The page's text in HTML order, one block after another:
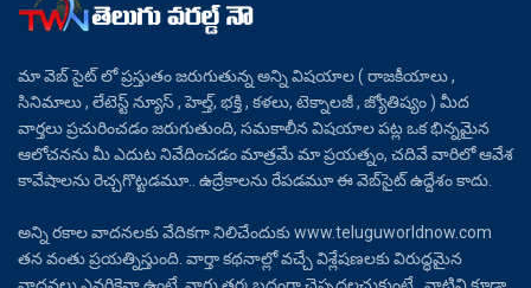
మా వెబ్ సైట్ లో ప్రస్తుతం జరుగుతున్న అన్ని విషయాల ( రాజకీయాలు ,
సినిమాలు , లేటెస్ట్ న్యూస్ , హెల్త్, భక్తి , కళలు, టెక్నాలజీ , జ్యోతిష్యం ) మీద
వార్తలు ప్రచురించడం జరుగుతుంది, సమకాలీన విషయాల పట్ల ఒక భిన్నమైన
ఆలోచనను మీ ఎదుట నివేదించడం మాత్రమే మా ప్రయత్నం, చదివే వారిలో ఆవేశ
కావేషాలను రెచ్చగొట్టడమూ.. ఉద్రేకాలను రేపడమూ ఈ వెబ్‌సైట్ ఉద్దేశం కాదు.
అన్ని రకాల వాదనలకు వేదికగా నిలిచేందుకు www.teluguworldnow.com
తన వంతు ప్రయత్నిస్తుంది. వార్తా కథనాల్లో వచ్చే విశ్లేషణలకు విరుద్ధమైన